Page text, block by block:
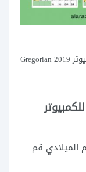
تحميل التقويم الميلادي 2019 للعام الجديد للكمبيوتر 2019 Gregorian
للكمبيوتر
الميلادي قم